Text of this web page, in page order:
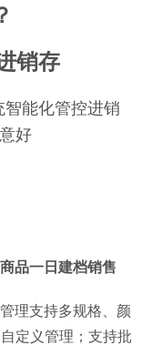
销存
智能化管控进销
好
品一日建档销售
理支持多规格、颜
定义管理；支持批